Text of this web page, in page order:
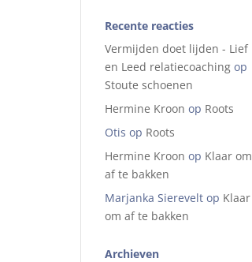
Recente reacties
Vermijden doet lijden - Lief
en Leed relatiecoachingop
Stoute schoenen
Hermine Kroon op Roots
Otis op Roots
Hermine Kroon op Klaar om
af te bakken
Marjanka Siereveltop Klaar
om af te bakken
Archieven